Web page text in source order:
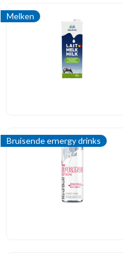
Melken
Bruisende ernergy drinks